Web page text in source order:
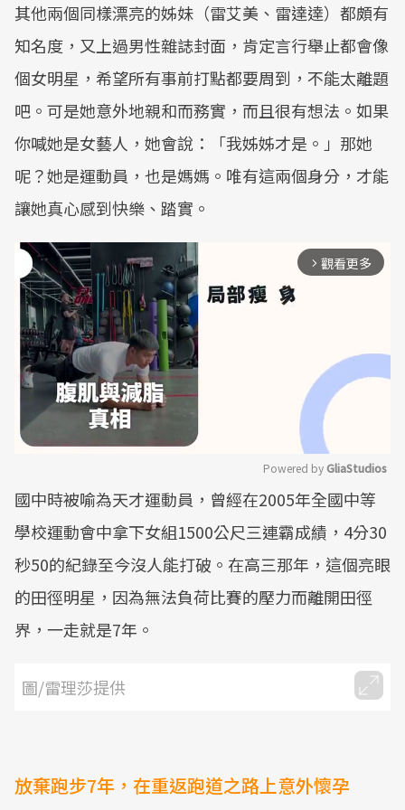
其他兩個同樣漂亮的姊妹（雷艾美、雷達達）都頗有
知名度，又上過男性雜誌封面，肯定言行舉止都會像
個女明星，希望所有事前打點都要周到，不能太離題
吧。可是她意外地親和而務實，而且很有想法。如果
你喊她是女藝人，她會說：「我姊姊才是。」那她
呢？她是運動員，也是媽媽。唯有這兩個身分，才能
讓她真心感到快樂、踏實。
arrow_forward_ios 觀看更多
Mute
Powered by GliaStudios
國中時被喻為天才運動員，曾經在2005年全國中等
學校運動會中拿下女組1500公尺三連霸成績，4分30
秒50的紀錄至今沒人能打破。在高三那年，這個亮眼
的田徑明星，因為無法負荷比賽的壓力而離開田徑
界，一走就是7年。
圖/雷理莎提供
放棄跑步7年，在重返跑道之路上意外懷孕